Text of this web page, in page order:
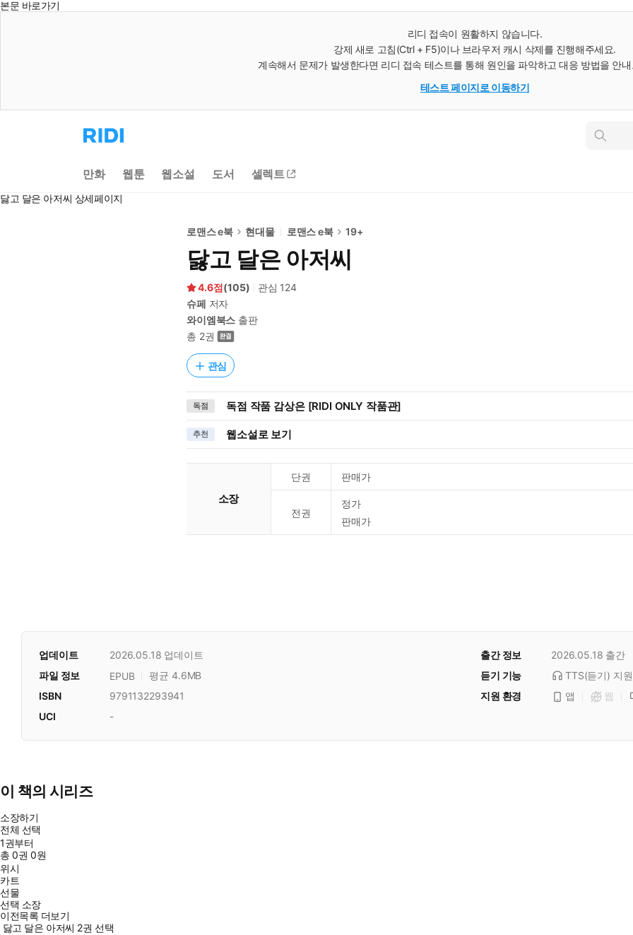
본문 바로가기
리디 접속이 원활하지 않습니다.
강제 새로 고침(Ctrl + F5)이나 브라우저 캐시 삭제를 진행해주세요.
계속해서 문제가 발생한다면 리디 접속 테스트를 통해 원인을 파악하고 대응 방법을 안
테스트 페이지로 이동하기
리
디
으
로
동
인
만화 웹툰 웹소설 도서 셀렉트
닳고 달은 아저씨 상세페이지
로맨스 e북 현대물 로맨스 e북 19+
닳고 달은 아저씨
4.6 (105) 관심 124
슈페 저자
와이엠북스 출판
총 2권
관심
독점 독점 작품 감상은 [RIDI ONLY 작품관]
추천 웹소설로 보기
소장
단권 판매가
전권
정가
판매가
업데이트 2026.05.18 업데이트 출간 정보 2026.05.18 출간
듣기 기능
TTS(듣기) 지원
파일 정보 EPUB
평균 4.6MB
지원 환경
앱 웹
ISBN
9791132293941
UCI
-
이 책의 시리즈
소장하기
전체 선택
1권부터
총0권 0원
위시
카트
선물
선택 소장
이전목록 더보기
닳고 달은 아저씨 2권 선택